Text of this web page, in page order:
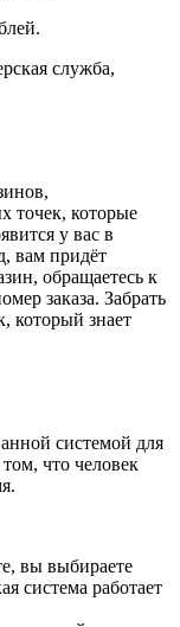
служба,
точек, которые
у вас в
вам придёт
обращаетесь к
заказа. Забрать
который знает
системой для
что человек
вы выбираете
система работает